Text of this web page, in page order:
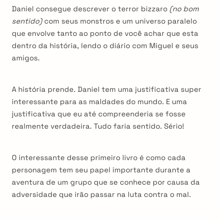
Daniel consegue descrever o terror bizzaro (no bom
sentido)com seus monstros e um universo paralelo
que envolve tanto ao ponto de você achar que esta
dentro da história, lendo o diário com Miguel e seus
amigos.
A história prende. Daniel tem uma justificativa super
interessante para as maldades do mundo. E uma
justificativa que eu até compreenderia se fosse
realmente verdadeira. Tudo faria sentido. Sério!
O interessante desse primeiro livro é como cada
personagem tem seu papel importante durante a
aventura de um grupo que se conhece por causa da
adversidade que irão passar na luta contra o mal.